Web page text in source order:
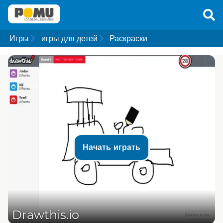
Игры игры для детей Раскраски
Начать играть
Drawthis.io